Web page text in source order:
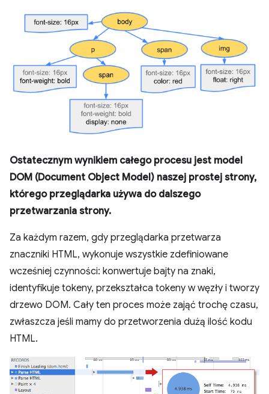
Ostatecznym wynikiem całego procesu jest model
DOM (Document Object Model) naszej prostej strony,
którego przeglądarka używa do dalszego
przetwarzania strony.
Za każdym razem, gdy przeglądarka przetwarza
znaczniki HTML, wykonuje wszystkie zdefiniowane
wcześniej czynności: konwertuje bajty na znaki,
identyfikuje tokeny, przekształca tokeny w węzły i tworzy
drzewo DOM. Cały ten proces może zająć trochę czasu,
zwłaszcza jeśli mamy do przetworzenia dużą ilość kodu
HTML.